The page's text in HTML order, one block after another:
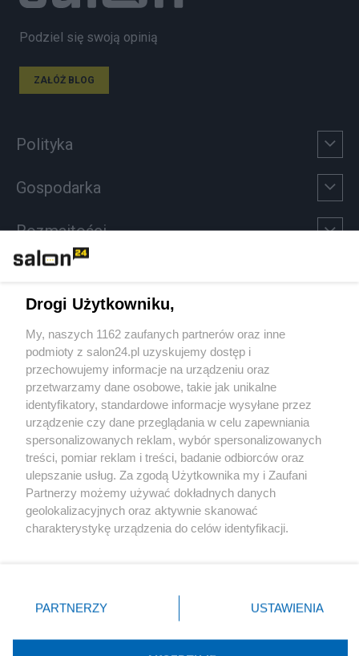
Podziel się swoją opinią
ZAŁÓŻ BLOG
Polityka
Gospodarka
Rozmaitości
Sport
Społeczeństwo
Kultura
X Facebook Instagram Youtube
Drogi Użytkowniku,
My, naszych 1162 zaufanych partnerów oraz inne
podmioty z salon24.pl uzyskujemy dostęp i
przechowujemy informacje na urządzeniu oraz
przetwarzamy dane osobowe, takie jak unikalne
identyfikatory, standardowe informacje wysyłane przez
urządzenie czy dane przeglądania w celu zapewniania
spersonalizowanych reklam, wybór spersonalizowanych
treści, pomiar reklam i treści, badanie odbiorców oraz
ulepszanie usług. Za zgodą Użytkownika my i Zaufani
Partnerzy możemy używać dokładnych danych
geolokalizacyjnych oraz aktywnie skanować
charakterystykę urządzenia do celów identyfikacji.
zmienić/wycofać klikając przycisk ustawień prywatności
znajdujący się w lewym dolnym rogu strony
rodzaje przetwarzania danych nie wymagają zgody
PARTNERZY USTAWIENIA